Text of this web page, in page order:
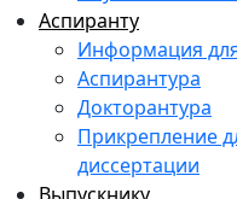
Аспиранту
Информация
Аспирантура
Докторантура
Прикрепление
диссертации